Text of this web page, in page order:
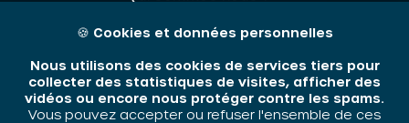
Nos thématiques
Mentions légales
🍪 Cookies et données personnelles
Nous utilisons des cookies de services tiers pour
collecter des statistiques de visites, afficher des
vidéos ou encore nous protéger contre les spams.
Vous pouvez accepter ou refuser l'ensemble de ces